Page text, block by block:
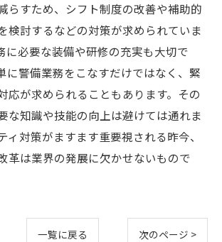
らすため、シフト制度の改善や補助的
検討するなどの対策が求められていま
に必要な装備や研修の充実も大切で
に警備業務をこなすだけではなく、緊
応が求められることもあります。その
な知識や技能の向上は避けては通れま
ィ対策がますます重要視される昨今、
革は業界の発展に欠かせないもので
一覧に戻る 次のページ >